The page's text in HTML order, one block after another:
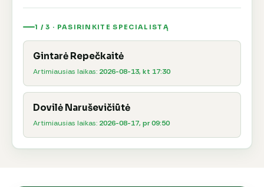
1 / 3 · PASIRINKITE SPECIALISTĄ
Gintarė Repečkaitė
Artimiausias laikas: 2026-08-13, kt 17:30
Dovilė Naruševičiūtė
Artimiausias laikas: 2026-08-17, pr 09:50